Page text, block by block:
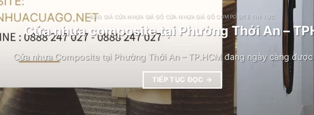
BÁO GIÁ CỬA NHỰA GIẢ GỖ CỬA NHỰA GIẢ GỖ COMPOSITE TIN TỨC
Cửa nhựa composite tại Phường Thới An –
Cửa nhựa Composite tại Phường Thới An – TP.HCM đang ngày càng
TIẾP TỤC ĐỌC →